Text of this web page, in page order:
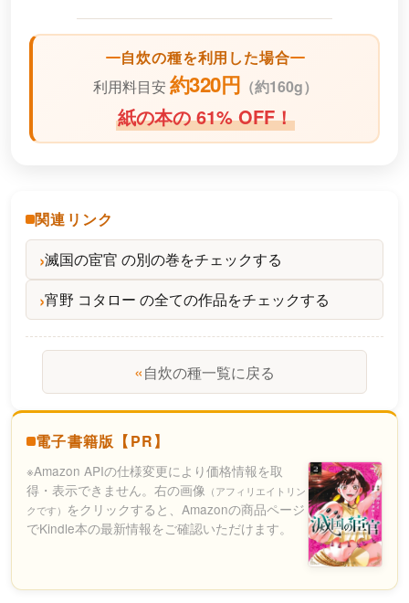
自炊の種を利用した場合
利用料目安 約320円 （約160g）
紙の本の 61% OFF！
関連リンク
滅国の宦官 の別の巻をチェックする
宵野 コタロー の全ての作品をチェックする
«自炊の種一覧に戻る
電子書籍版【PR】
※Amazon APIの仕様変更により価格情報を取
得・表示できません。右の画像 （アフィリエイトリン
クです） をクリックすると、Amazonの商品ページ
でKindle本の最新情報をご確認いただけます。